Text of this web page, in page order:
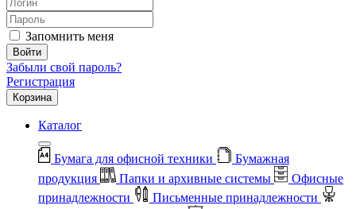
Запомнить меня
Войти
Забыли свой пароль?
Регистрация
Корзина
Каталог
Бумага для офисной техники
Бумажная
продукция
Папки и архивные системы
Офисные
принадлежности
Письменные принадлежности